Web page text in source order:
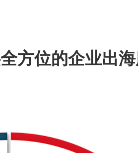
方位的企业出